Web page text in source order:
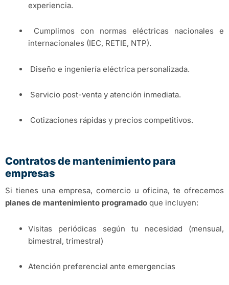
experiencia.
Cumplimos con normas eléctricas nacionales e
internacionales (IEC, RETIE, NTP).
Diseño e ingeniería eléctrica personalizada.
Servicio post-venta y atención inmediata.
Cotizaciones rápidas y precios competitivos.
Contratos de mantenimiento para
empresas
Si tienes una empresa, comercio u oficina, te ofrecemos
planes de mantenimiento programado que incluyen:
Visitas periódicas según tu necesidad (mensual,
bimestral, trimestral)
Atención preferencial ante emergencias